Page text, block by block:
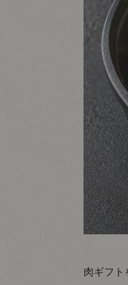
肉ギフト